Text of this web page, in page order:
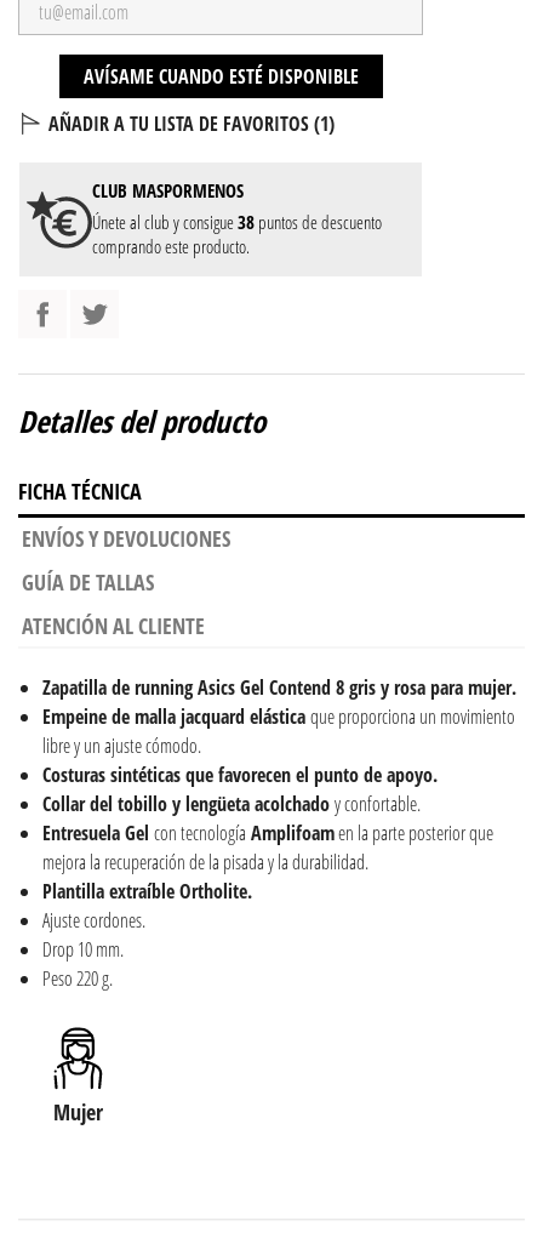
AVÍSAME CUANDO ESTÉ DISPONIBLE
AÑADIR A TU LISTA DE FAVORITOS (1)
CLUB MASPORMENOS
Únete al club y consigue38 puntos de descuento
comprando este producto.
Detalles del producto
FICHA TÉCNICA
ENVÍOS Y DEVOLUCIONES
GUÍA DE TALLAS
ATENCIÓN AL CLIENTE
Zapatilla de running Asics Gel Contend 8 gris y rosa para mujer.
Empeine de malla jacquard elásticaque proporciona un movimiento
libre y un ajuste cómodo.
Costuras sintéticas que favorecen el punto de apoyo.
Collar del tobillo y lengüeta acolchadoy confortable.
Entresuela Gel con tecnología Amplifoamen la parte posterior que
mejora la recuperación de la pisada y la durabilidad.
Plantilla extraíble Ortholite.
Ajuste cordones.
Drop 10 mm.
Peso 220 g.
Mujer